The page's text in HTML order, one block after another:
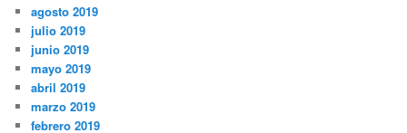
agosto 2019
julio 2019
junio 2019
mayo 2019
abril 2019
marzo 2019
febrero 2019